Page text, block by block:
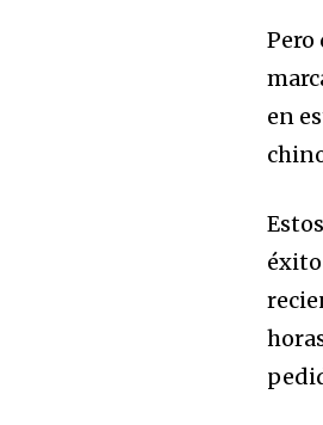
la
Para
está
en
éxito